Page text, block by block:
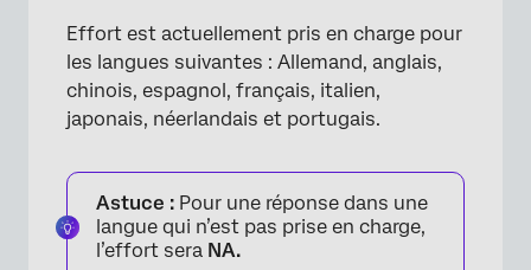
Effort est actuellement pris en charge pour
les langues suivantes : Allemand, anglais,
chinois, espagnol, français, italien,
japonais, néerlandais et portugais.
Astuce : Pour une réponse dans une
langue qui n’est pas prise en charge,
l’effort sera NA.